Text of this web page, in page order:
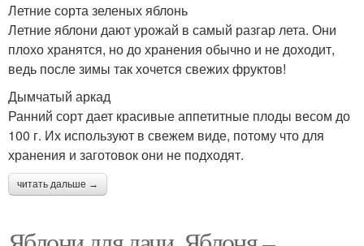
Летние сорта зеленых яблонь
Летние яблони дают урожай в самый разгар лета. Они
плохо хранятся, но до хранения обычно и не доходит,
ведь после зимы так хочется свежих фруктов!
Дымчатый аркад
Ранний сорт дает красивые аппетитные плоды весом до
100 г. Их используют в свежем виде, потому что для
хранения и заготовок они не подходят.
читать дальше →